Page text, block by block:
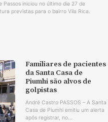
Passos iniciou no último dia 27 de
previstas para o bairro Vila Rica.
Familiares de pacientes
da Santa Casa de
Piumhi são alvos de
golpistas
André Castro PASSOS – A Santa
Casa de Piumhi emitiu um alerta
após registrar, no...